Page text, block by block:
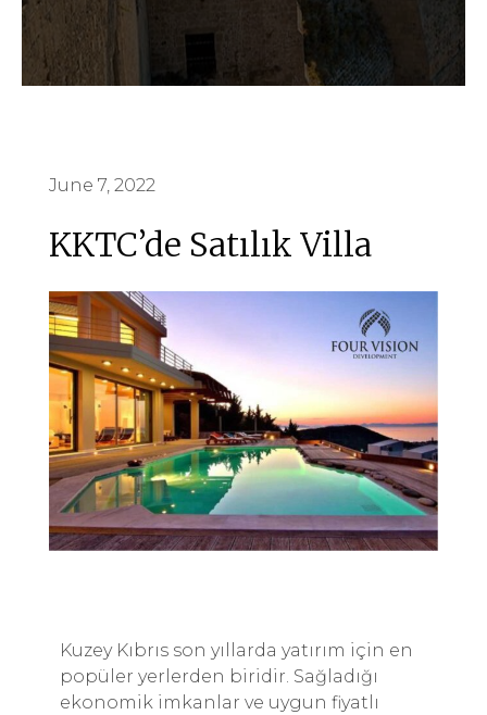
June 7, 2022
KKTC’de Satılık Villa
Kuzey Kıbrıs son yıllarda yatırım için en
popüler yerlerden biridir. Sağladığı
ekonomik imkanlar ve uygun fiyatlı